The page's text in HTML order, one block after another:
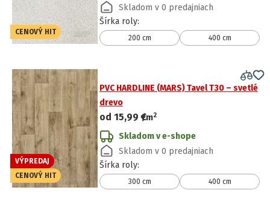
CENOVÝ HIT
Skladom v 0 predajniach
Šírka roly:
200 cm 400 cm
VÝPREDAJ
CENOVÝ HIT
PVC HARDLINE (MARS) Tavel T30 – svetlé
drevo
od 15,99 €
/m2
Skladom v e-shope
Skladom v 0 predajniach
Šírka roly:
300 cm 400 cm